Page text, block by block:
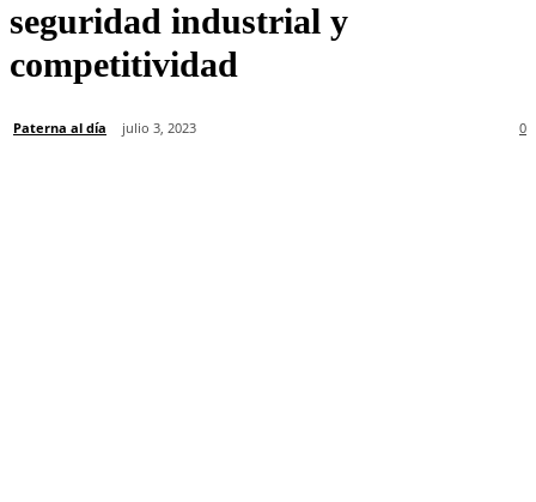
seguridad industrial y
competitividad
Paterna al día julio 3, 2023 0